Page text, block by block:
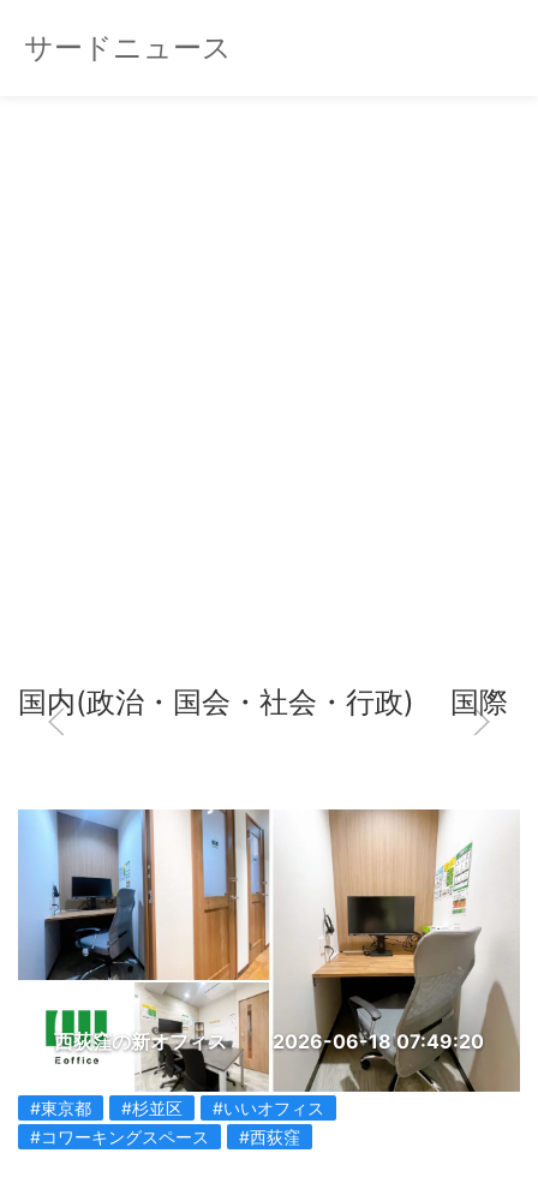
サードニュース
国内(政治・国会・社会・行政) 国際
西荻窪の新オフィス 2026-06-18 07:49:20
#東京都 #杉並区
#いいオフィス
#コワーキングスペース
#西荻窪